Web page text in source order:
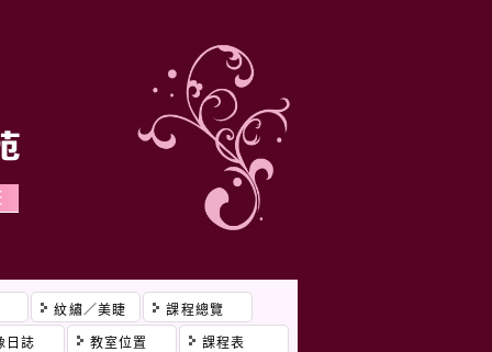
紋繡／美睫 課程總覽
日誌 教室位置 課程表